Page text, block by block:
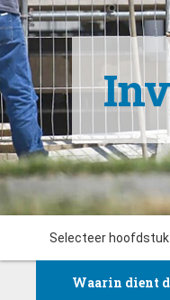
Selecteer hoofdstuk